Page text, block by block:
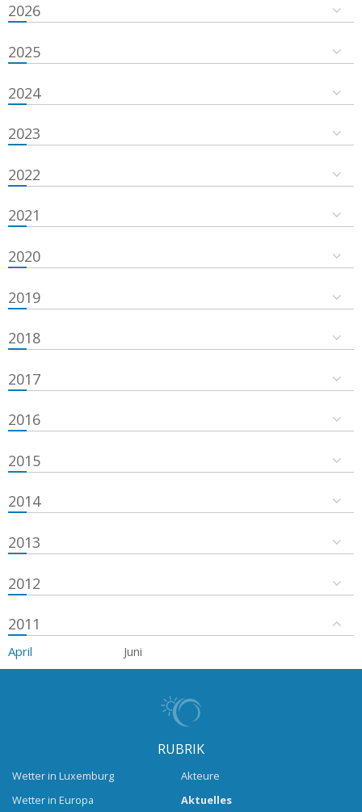
2026
2025
2024
2023
2022
2021
2020
2019
2018
2017
2016
2015
2014
2013
2012
2011
April Juni
RUBRIK
Wetter in Luxemburg
Wetter in Europa
Akteure
Aktuelles